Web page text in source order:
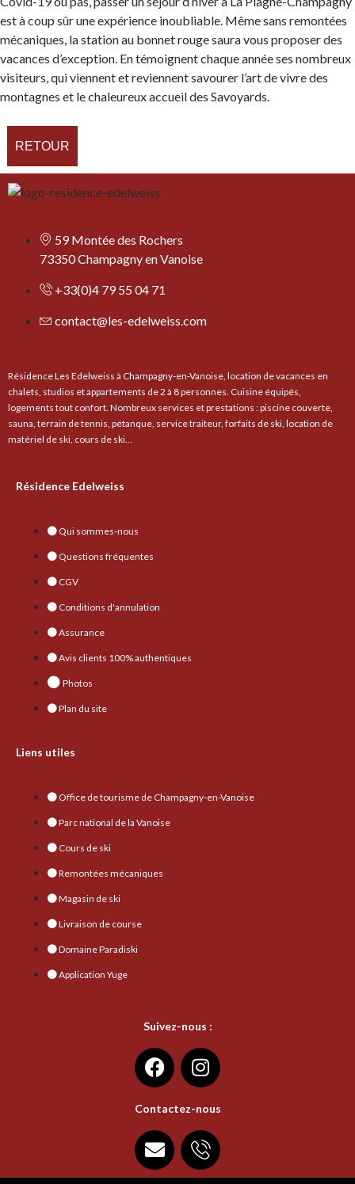
est à coup sûr une expérience inoubliable. Même sans remontées
mécaniques, la station au bonnet rouge saura vous proposer des
vacances d’exception. En témoignent chaque année ses nombreux
visiteurs, qui viennent et reviennent savourer l’art de vivre des
montagnes et le chaleureux accueil des Savoyards.
RETOUR
59 Montée des Rochers
73350 Champagny en Vanoise
+33(0)4 79 55 04 71
contact@les-edelweiss.com
Résidence Les Edelweiss à Champagny-en-Vanoise, location de vacances en
chalets, studios et appartements de 2 à 8 personnes. Cuisine équipés,
logements tout confort. Nombreux services et prestations : piscine couverte,
sauna, terrain de tennis, pétanque, service traiteur, forfaits de ski, location de
matériel de ski, cours de ski…
Résidence Edelweiss
Qui sommes-nous
Questions fréquentes
CGV
Conditions d'annulation
Assurance
Avis clients 100% authentiques
Photos
Plan du site
Liens utiles
Office de tourisme de Champagny-en-Vanoise
Parc national de la Vanoise
Cours de ski
Remontées mécaniques
Magasin de ski
Livraison de course
Domaine Paradiski
Application Yuge
Suivez-nous :
Contactez-nous